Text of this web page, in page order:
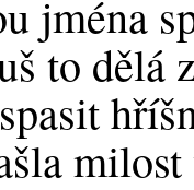
jména
to dělá